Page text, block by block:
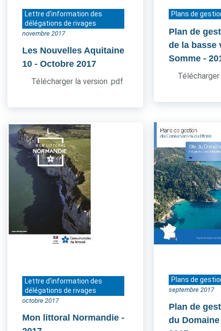
Lettre d'information des
délégations de rivages
novembre 2017
Les Nouvelles Aquitaine
10 - Octobre 2017
Télécharger la version .pdf
Plans de
Plan de
de la basse
Somme -
Lettre d'information des
délégations de rivages
octobre 2017
Mon littoral Normandie -
Plans de
septembre 2017
Plan de
du